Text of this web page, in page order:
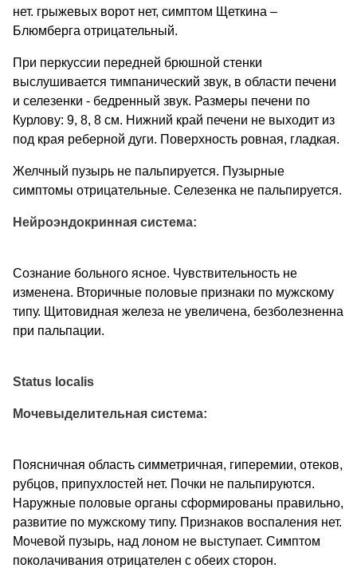
нет. грыжевых ворот нет, симптом Щеткина –
Блюмберга отрицательный.
При перкуссии передней брюшной стенки
выслушивается тимпанический звук, в области печени
и селезенки - бедренный звук. Размеры печени по
Курлову: 9, 8, 8 см. Нижний край печени не выходит из
под края реберной дуги. Поверхность ровная, гладкая.
Желчный пузырь не пальпируется. Пузырные
симптомы отрицательные. Селезенка не пальпируется.
Нейроэндокринная система:
Сознание больного ясное. Чувствительность не
изменена. Вторичные половые признаки по мужскому
типу. Щитовидная железа не увеличена, безболезненна
при пальпации.
Status localis
Мочевыделительная система:
Поясничная область симметричная, гиперемии, отеков,
рубцов, припухлостей нет. Почки не пальпируются.
Наружные половые органы сформированы правильно,
развитие по мужскому типу. Признаков воспаления нет.
Мочевой пузырь, над лоном не выступает. Симптом
поколачивания отрицателен с обеих сторон.